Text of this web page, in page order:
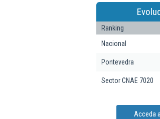
Ranking
Nacional
Pontevedra
Sector CNAE 7020
Acceda